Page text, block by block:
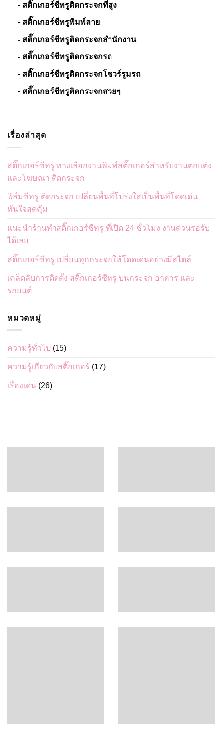
- สติ๊กเกอร์ซีทรูติดกระจกที่สูง
- สติ๊กเกอร์ซีทรูพิมพ์ลาย
- สติ๊กเกอร์ซีทรูติดกระจกสำนักงาน
- สติ๊กเกอร์ซีทรูติดกระจกรถ
- สติ๊กเกอร์ซีทรูติดกระจกโชวร์รูมรถ
- สติ๊กเกอร์ซีทรูติดกระจกสวยๆ
เรื่องล่าสุด
สติ๊กเกอร์ซีทรู ทางเลือกงานพิมพ์สติ๊กเกอร์สำหรับงานตกแต่ง
และโฆษณา ติดกระจก
ฟิล์มซีทรู ติดกระจก เปลี่ยนพื้นที่โปร่งใสเป็นพื้นที่โดดเด่น
ทันใจสุดคุ้ม
แนะนำร้านทำสติ๊กเกอร์ซีทรู ที่เปิด 24 ชั่วโมง งานด่วนรอรับ
ได้เลย
สติ๊กเกอร์ซีทรู เปลี่ยนทุกกระจกให้โดดเด่นอย่างมีสไตล์
เคล็ดลับการติดตั้ง สติ๊กเกอร์ซีทรู บนกระจก อาคาร และ
รถยนต์
หมวดหมู่
ความรู้ทั่วไป (15)
ความรู้เกี่ยวกับสติ๊กเกอร์ (17)
เรื่องเด่น (26)